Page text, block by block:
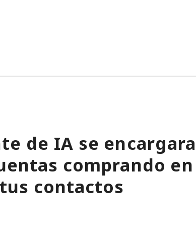
de IA se
comprando
contactos